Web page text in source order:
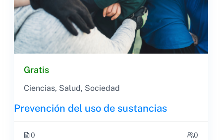
Gratis
Ciencias, Salud, Sociedad
Prevención del uso de sustancias
0 0